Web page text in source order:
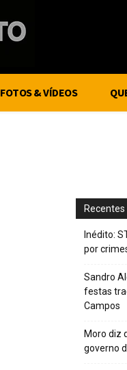
FOTOS & VÍDEOS
Recentes
Inédito:
por
Sandro
festas
Campos
Moro diz
governo